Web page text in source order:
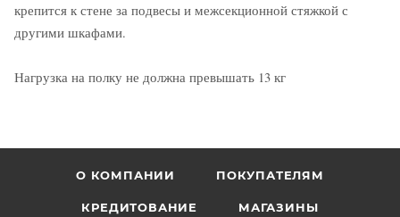
крепится к стене за подвесы и межсекционной стяжкой с
другими шкафами.
Нагрузка на полку не должна превышать 13 кг
О КОМПАНИИ ПОКУПАТЕЛЯМ
КРЕДИТОВАНИЕ МАГАЗИНЫ